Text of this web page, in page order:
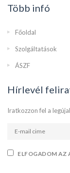
Több infó
Főoldal
Szolgáltatások
ÁSZF
Hírlevél
Iratkozzon fel a
ELFOGADOM AZ